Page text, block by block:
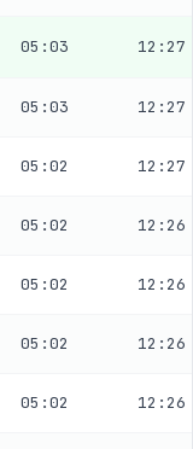
05:03 12:27
05:03 12:27
05:02 12:27
05:02 12:26
05:02 12:26
05:02 12:26
05:02 12:26